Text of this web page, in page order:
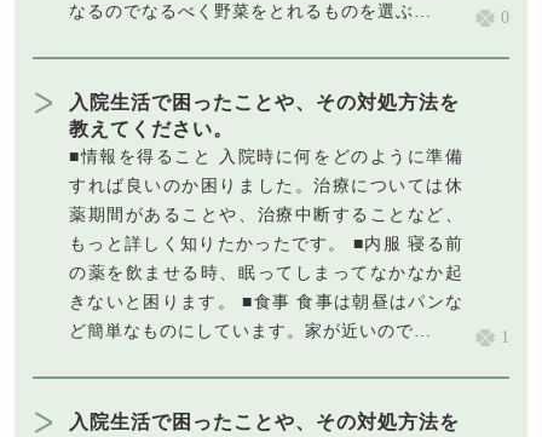
なるのでなるべく野菜をとれるものを選ぶ…
0
入院生活で困ったことや、その対処方法を
教えてください。
■情報を得ること 入院時に何をどのように準備
すれば良いのか困りました。治療については休
薬期間があることや、治療中断することなど、
もっと詳しく知りたかったです。 ■内服 寝る前
の薬を飲ませる時、眠ってしまってなかなか起
きないと困ります。 ■食事 食事は朝昼はパンな
ど簡単なものにしています。家が近いので…
1
入院生活で困ったことや、その対処方法を